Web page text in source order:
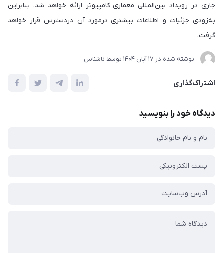
جاری در رویداد بین‌المللی معماری کامپیوتر ارائه خواهد شد، بنابراین
به‌زودی جزئیات و اطلاعات بیشتری درمورد آن دردسترس قرار خواهد
گرفت.
نوشته شده در 17 آبان 1404 توسط ناشناس
اشتراک‌گذاری
دیدگاه خود را بنویسید